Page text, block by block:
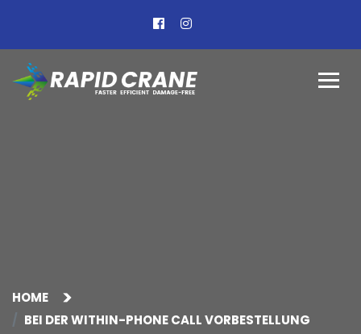
HOME
BEI DER WITHIN-PHONE CALL VORBESTELLUNG